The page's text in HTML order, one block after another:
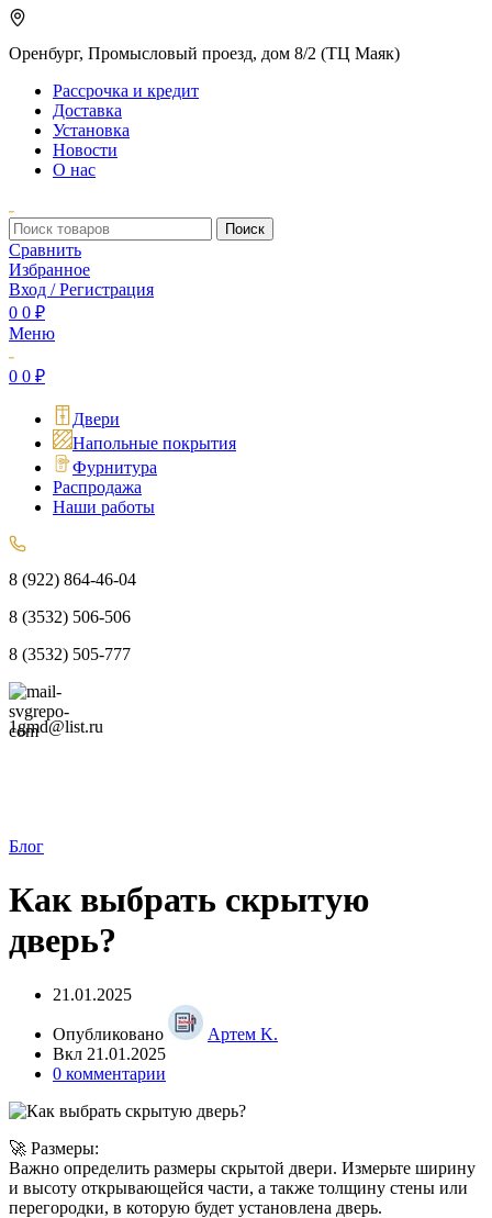
Оренбург, Промысловый проезд, дом 8/2 (ТЦ Маяк)
Рассрочка и кредит
Доставка
Установка
Новости
О нас
Поиск
Сравнить
Избранное
Вход / Регистрация
0 0 ₽
Меню
0 0 ₽
Двери
Напольные покрытия
Фурнитура
Распродажа
Наши работы
8 (922) 864-46-04
8 (3532) 506-506
8 (3532) 505-777
1gmd@list.ru
Блог
Как выбрать скрытую
дверь?
21.01.2025
Опубликовано
Артем K.
Вкл 21.01.2025
0 комментарии
🚀 Размеры:
Важно определить размеры скрытой двери. Измерьте ширину
и высоту открывающейся части, а также толщину стены или
перегородки, в которую будет установлена дверь.